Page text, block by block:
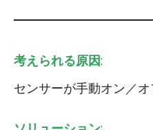
考えられる原因:
センサーが手動オン／